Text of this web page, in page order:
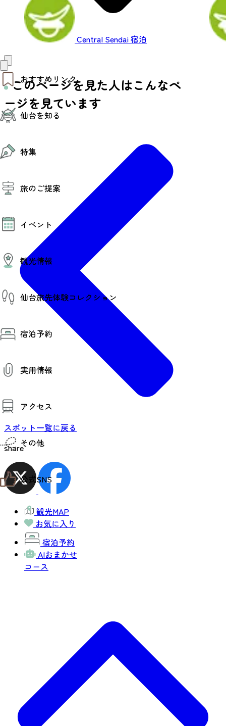
おすすめリンク
仙台夜時間
モデルコース
お得なチケット
仙台を知る
エリアガイド
仙台観光PR動画ライブラリー
仙台から行く東北周遊旅
伝統的工芸品
特集
夜時間トピックス
旅のご提案
モデルコース
AIおまかせコース
オリジナルプラン
みんなの旅行記
イベント
イベント情報
その他イベント情報（音楽・展示会）
コンベンション情報
観光情報
観光スポット
温泉
美味いもの
季節のイベント
プロスポーツチーム・プロオーケストラ
仙台の銘品
仙台観光マップ
仙台旅先体験コレクション
仙台旅先体験コレクション
体験プログラム検索（予約）
体験事業者からのお知らせ
体験事業者
宿泊予約
実用情報
お役立ち情報
仙台観光マップ
アクセス
仙台までの経路検索
市内の交通情報
その他
お知らせ
お問い合わせ
教育旅行
せんだい旅日和とは
サイト利用規約
プライバシーポリシー
サイトマップ
仙臺写真館フォトギャラリー
公式SNS
せんだい旅日和 X
せんだい旅日和 Instagram
せんだい旅日和 Facebook
仙台旅先体験コレクション Facebook
仙台旅先体験コレクション Instagaram
Central Sendai宿泊
このページを見た人はこんなペ
ージを見ています
スポット一覧に戻る
share
観光MAP
お気に入り
宿泊予約
AIおまかせ
コース